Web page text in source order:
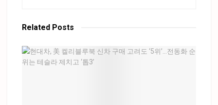
Related Posts